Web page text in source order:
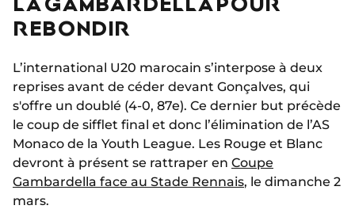
REBONDIR
L’international U20 marocain s’interpose à deux
reprises avant de céder devant Gonçalves, qui
s'offre un doublé (4-0, 87e). Ce dernier but précède
le coup de sifflet final et donc l’élimination de l’AS
Monaco de la Youth League. Les Rouge et Blanc
devront à présent se rattraper en Coupe
Gambardella face au Stade Rennais, le dimanche 2
mars.